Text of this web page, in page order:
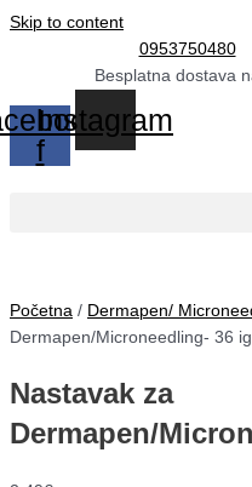
Skip to content
0953750480
Besplatna dostava
f
Instagram
Početna / Dermapen/
Dermapen/Microneedling- 36
Nastavak za
Dermapen/